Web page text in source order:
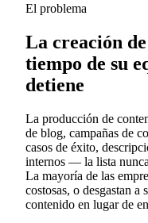
El problema
La creación
tiempo de su
detiene
La producción de
de blog, campañas de
casos de éxito,
internos — la lista
La mayoría de las
costosas, o desgastan a
contenido en lugar de